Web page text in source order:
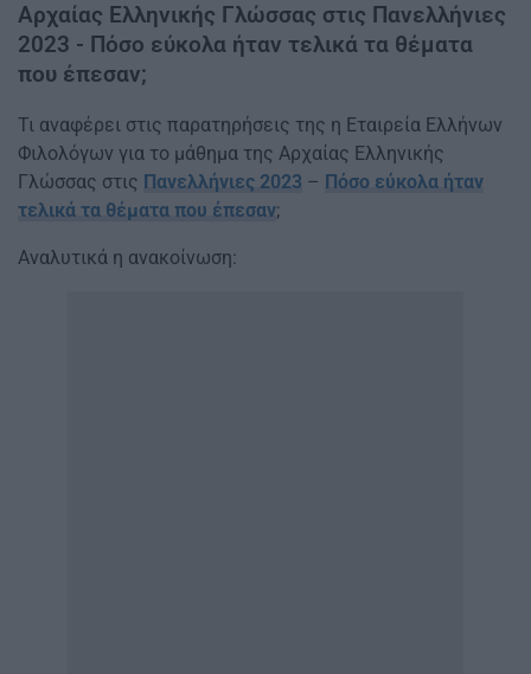
Αρχαίας Ελληνικής Γλώσσας στις Πανελλήνιες
2023 - Πόσο εύκολα ήταν τελικά τα θέματα
που έπεσαν;
Τι αναφέρει στις παρατηρήσεις της η Εταιρεία Ελλήνων
Φιλολόγων για το μάθημα της Αρχαίας Ελληνικής
Γλώσσας στις Πανελλήνιες 2023 – Πόσο εύκολα ήταν
τελικά τα θέματα που έπεσαν;
Αναλυτικά η ανακοίνωση: